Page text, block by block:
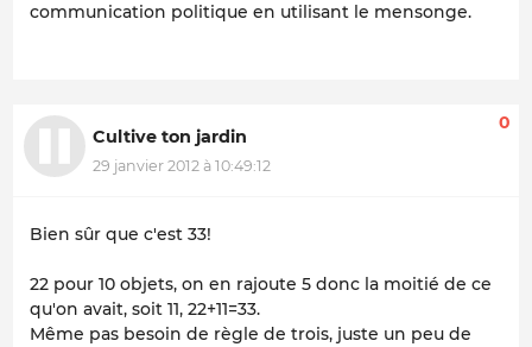
communication politique en utilisant le mensonge.
Cultive ton jardin
29 janvier 2012 à 10:49:12
0
Bien sûr que c'est 33!
22 pour 10 objets, on en rajoute 5 donc la moitié de ce
qu'on avait, soit 11, 22+11=33.
Même pas besoin de règle de trois, juste un peu de